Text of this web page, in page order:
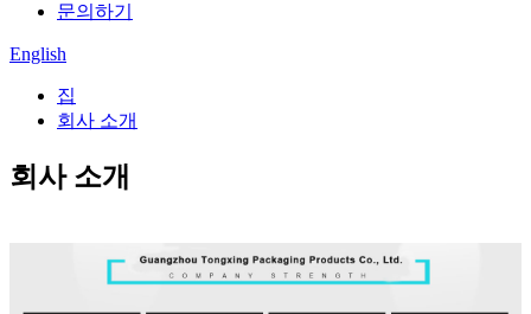
문의하기
English
집
회사 소개
회사 소개